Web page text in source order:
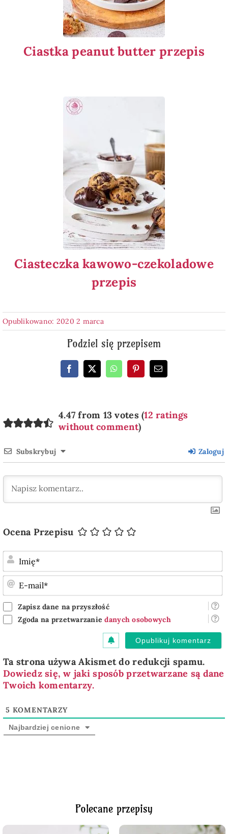
Ciastka peanut butter przepis
Ciasteczka kawowo-czekoladowe
przepis
Opublikowano: 2020 2 marca
Podziel się przepisem
4.47 from 13 votes (12 ratings
without comment)
Subskrybuj Zaloguj
Ocena Przepisu
Zapisz dane na przyszłość
Zgoda na przetwarzaniedanych osobowych
Ta strona używa Akismet do redukcji spamu.
Dowiedz się, w jaki sposób przetwarzane są dane
Twoich komentarzy.
5 KOMENTARZY
Najbardziej cenione
Polecane przepisy